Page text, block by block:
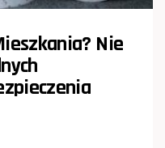
Nie